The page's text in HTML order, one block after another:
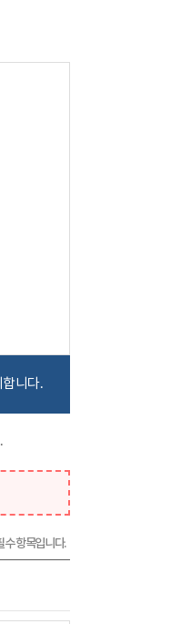
합니다.
수 항목입니다.